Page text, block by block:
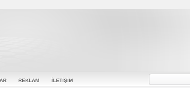
REKLAM İLETİŞİM